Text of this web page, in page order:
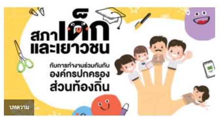
บทความ